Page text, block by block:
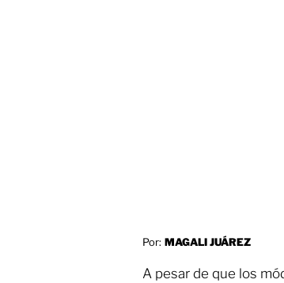
Por: MAGALI JUÁREZ
A pesar de que los